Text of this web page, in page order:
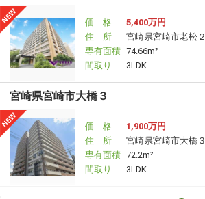
価 格
5,400万円
住 所
宮崎県宮崎市老松２
専有面積 74.66m²
間取り
3LDK
宮崎県宮崎市大橋３
価 格
1,900万円
住 所
宮崎県宮崎市大橋３
専有面積 72.2m²
間取り
3LDK